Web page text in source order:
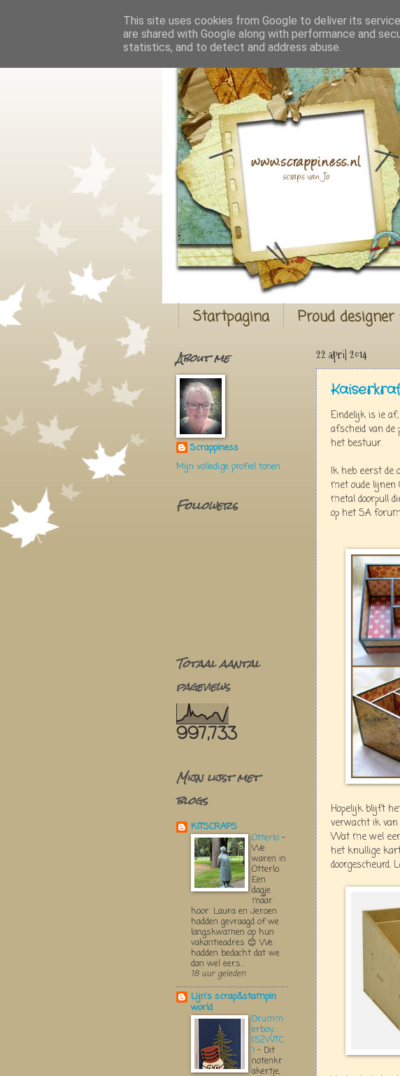
Startpagina Proud
22 april 2014
Eindelijk is ie
afscheid van
het bestuur.
Ik heb eerst de
met oude lijnen
metal doorpull
op het SA
Hopelijk blijft
verwacht ik
Wat me wel
het knullige
doorgescheurd.
About me
Scrappiness
Mijn volledige profiel tonen
Followers
Totaal aantal
pageviews
997,733
Mijn lijst met
blogs
KITSCRAPS
Otterlo -
We
waren in
Otterlo.
Een
dagje
maar
hoor. Laura en Jeroen
hadden gevraagd of we
langskwamen op hun
vakantieadres 😊 We
hadden bedacht dat we
dan wel eers...
18 uur geleden
Lijn's scrap&stampin
world
Drumm
erboy....
(52WTC
) - Dit
notenkr
akertje,
This site uses cookies from Google to deliver its
are shared with Google along with performance and
statistics, and to detect and address abuse.